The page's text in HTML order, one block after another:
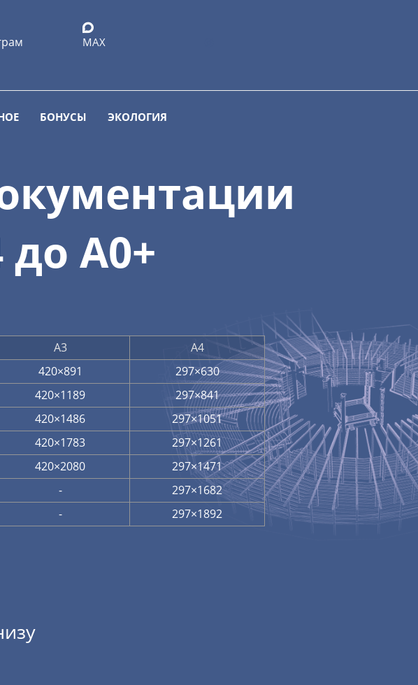
MAX
БОНУСЫ ЭКОЛОГИЯ
А0+
А3
А4
420×891
297×630
420×1189
297×841
420×1486
297×1051
420×1783
297×1261
420×2080
297×1471
-
297×1682
- 297×1892